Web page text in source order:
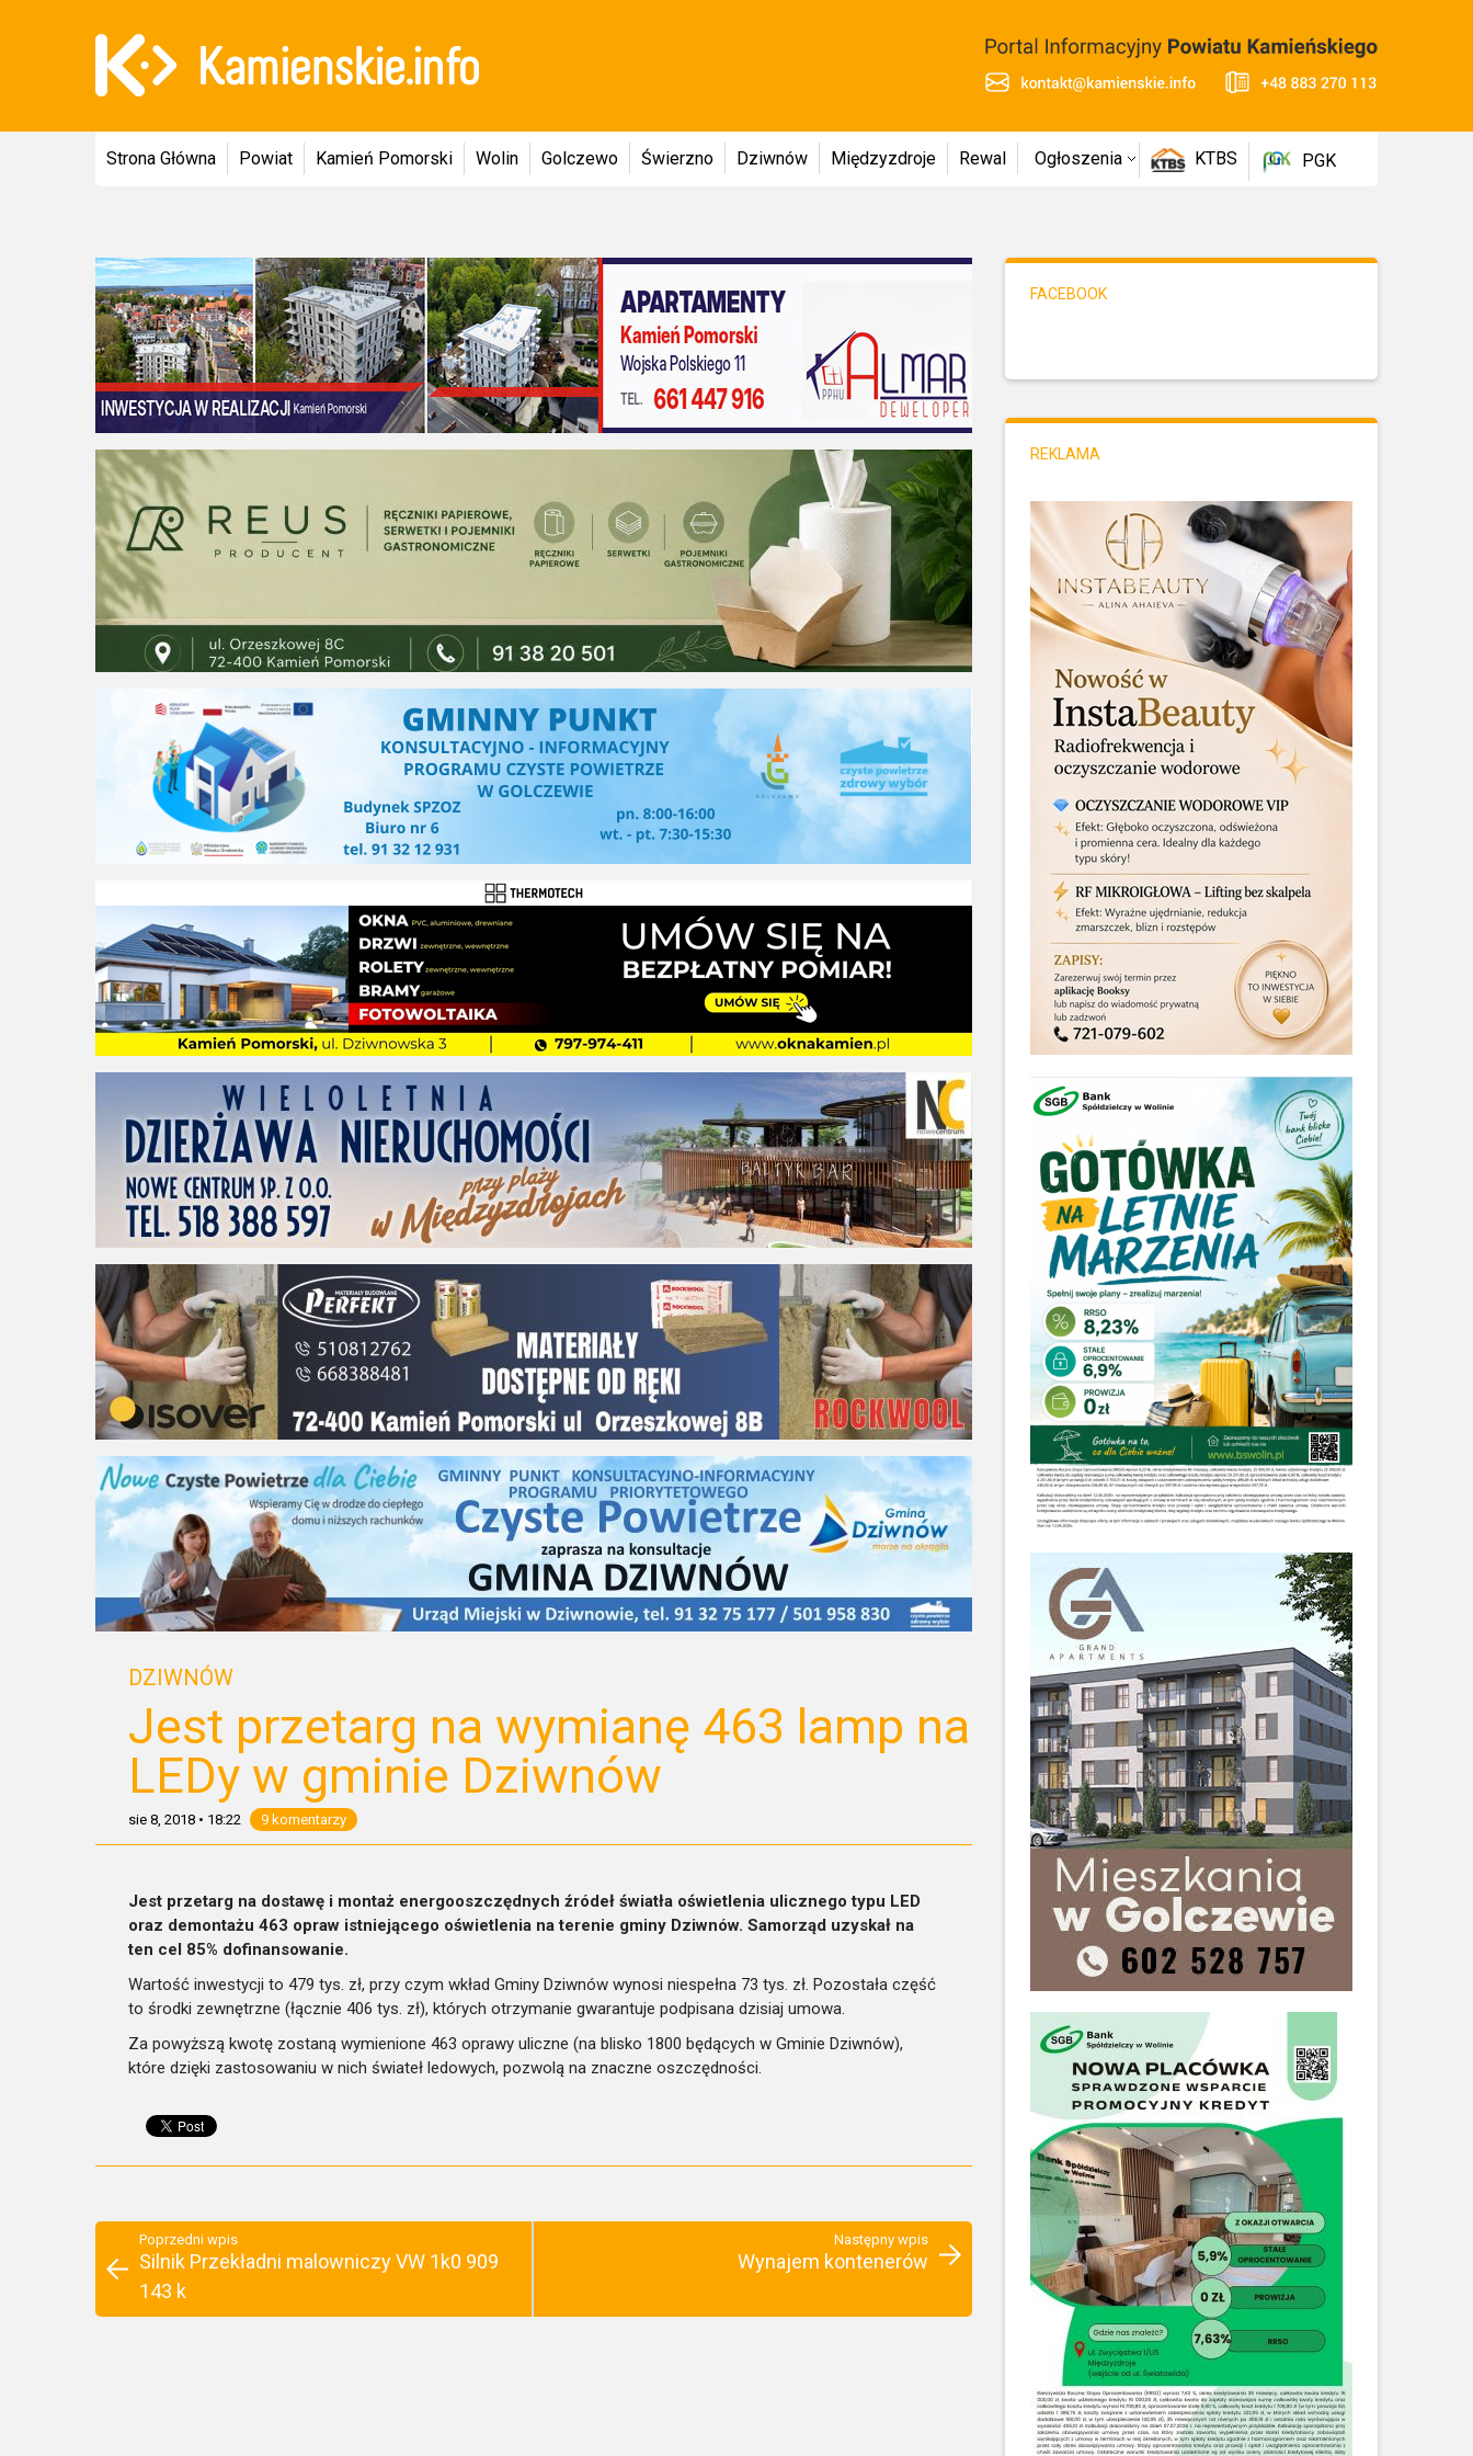
Strona Główna Powiat Kamień Pomorski Wolin Golczewo Świerzno Dziwnów Międzyzdroje Rewal Ogłoszenia KTBS PGK
DZIWNÓW
Jest przetarg na wymianę 463 lamp na
LEDy w gminie Dziwnów
sie 8, 2018 • 18:22 9 komentarzy
Jest przetarg na dostawę i montaż energooszczędnych źródeł światła oświetlenia ulicznego typu LED
oraz demontażu 463 opraw istniejącego oświetlenia na terenie gminy Dziwnów. Samorząd uzyskał na
ten cel 85% dofinansowanie.
Wartość inwestycji to 479 tys. zł, przy czym wkład Gminy Dziwnów wynosi niespełna 73 tys. zł. Pozostała część
to środki zewnętrzne (łącznie 406 tys. zł), których otrzymanie gwarantuje podpisana dzisiaj umowa.
Za powyższą kwotę zostaną wymienione 463 oprawy uliczne (na blisko 1800 będących w Gminie Dziwnów),
które dzięki zastosowaniu w nich świateł ledowych, pozwolą na znaczne oszczędności.
Poprzedni wpis
Silnik Przekładni malowniczy VW 1k0 909
143 k
Następny wpis
Wynajem kontenerów
FACEBOOK
REKLAMA